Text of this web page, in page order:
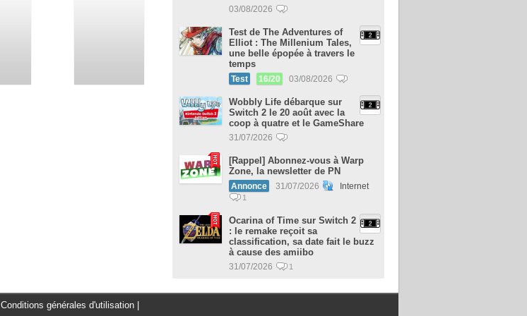
03/08/2026
Test de The Adventures of
Elliot : The Millenium Tales,
une belle épopée à travers le
temps
Test 16/20 03/08/2026
Wobbly Life débarque sur
Switch 2 le 20 août avec la
coop à quatre et le GameShare
31/07/2026
[Rappel] Abonnez-vous à Warp
Zone, la newsletter de PN
Annonce 31/07/2026 Internet
1
Ocarina of Time sur Switch 2
: le remake reçoit sa
classification, sa date fait le buzz
à cause des amiibo
31/07/2026 1
Conditions générales d'utilisation